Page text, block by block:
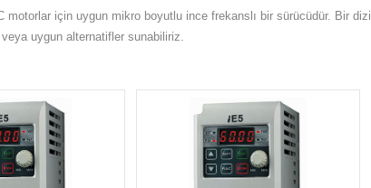
motorlar için uygun mikro boyutlu ince frekanslı bir sürücüdür. Bir dizi
uygun alternatifler sunabiliriz.